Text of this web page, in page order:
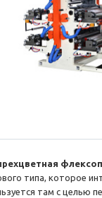
типа, которое
там с целью